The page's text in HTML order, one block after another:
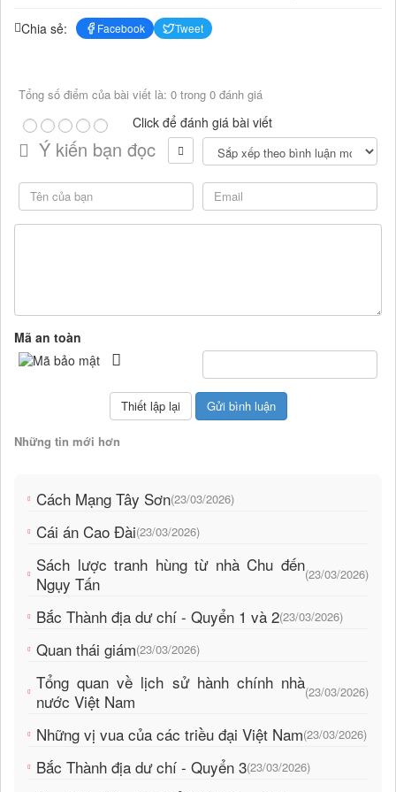
Chia sẻ: Facebook Tweet
Tổng số điểm của bài viết là: 0 trong 0 đánh giá
Click để đánh giá bài viết
Ý kiến bạn đọc
Mã an toàn
Những tin mới hơn
Cách Mạng Tây Sơn(23/03/2026)
Cái án Cao Đài(23/03/2026)
Sách lược tranh hùng từ nhà Chu đến
Ngụy Tấn
(23/03/2026)
Bắc Thành địa dư chí - Quyển 1 và 2(23/03/2026)
Quan thái giám(23/03/2026)
Tổng quan về lịch sử hành chính nhà
nước Việt Nam
(23/03/2026)
Những vị vua của các triều đại Việt Nam(23/03/2026)
Bắc Thành địa dư chí - Quyển 3(23/03/2026)